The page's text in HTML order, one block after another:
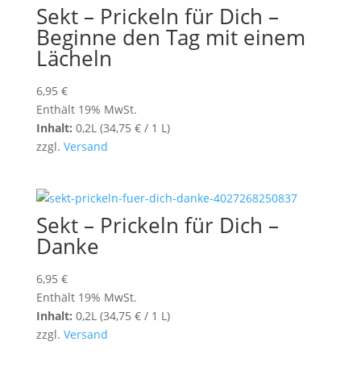
Sekt – Prickeln für Dich –
Beginne den Tag mit einem
Lächeln
6,95 €
Enthält 19% MwSt.
Inhalt: 0,2L (34,75 €/ 1 L)
zzgl. Versand
Sekt – Prickeln für Dich –
Danke
6,95 €
Enthält 19% MwSt.
Inhalt: 0,2L (34,75 €/ 1 L)
zzgl. Versand